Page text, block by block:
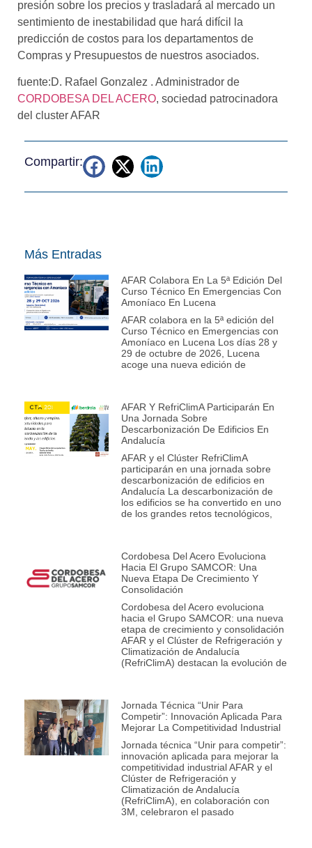
presión sobre los precios y trasladará al mercado un
sentimiento de inestabilidad que hará difícil la
predicción de costos para los departamentos de
Compras y Presupuestos de nuestros asociados.
fuente:D. Rafael Gonzalez . Administrador de
CORDOBESA DEL ACERO, sociedad patrocinadora
del cluster AFAR
Compartir:
Más Entradas
AFAR Colabora En La 5ª Edición Del
Curso Técnico En Emergencias Con
Amoníaco En Lucena
AFAR colabora en la 5ª edición del
Curso Técnico en Emergencias con
Amoníaco en Lucena Los días 28 y
29 de octubre de 2026, Lucena
acoge una nueva edición de
AFAR Y RefriClimA Participarán En
Una Jornada Sobre
Descarbonización De Edificios En
Andalucía
AFAR y el Clúster RefriClimA
participarán en una jornada sobre
descarbonización de edificios en
Andalucía La descarbonización de
los edificios se ha convertido en uno
de los grandes retos tecnológicos,
Cordobesa Del Acero Evoluciona
Hacia El Grupo SAMCOR: Una
Nueva Etapa De Crecimiento Y
Consolidación
Cordobesa del Acero evoluciona
hacia el Grupo SAMCOR: una nueva
etapa de crecimiento y consolidación
AFAR y el Clúster de Refrigeración y
Climatización de Andalucía
(RefriClimA) destacan la evolución de
Jornada Técnica “Unir Para
Competir”: Innovación Aplicada Para
Mejorar La Competitividad Industrial
Jornada técnica “Unir para competir”:
innovación aplicada para mejorar la
competitividad industrial AFAR y el
Clúster de Refrigeración y
Climatización de Andalucía
(RefriClimA), en colaboración con
3M, celebraron el pasado